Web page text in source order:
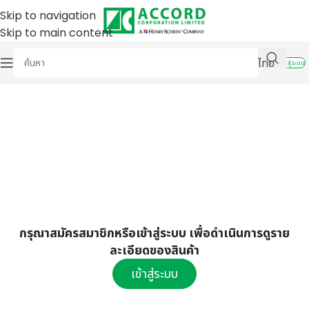
Skip to navigation
Skip to main content
ไทย
เข้าสู่ระบบ
กรุณาสมัครสมาชิกหรือเข้าสู่ระบบ เพื่อดำเนินการดูราย
ละเอียดของสินค้า
เข้าสู่ระบบ